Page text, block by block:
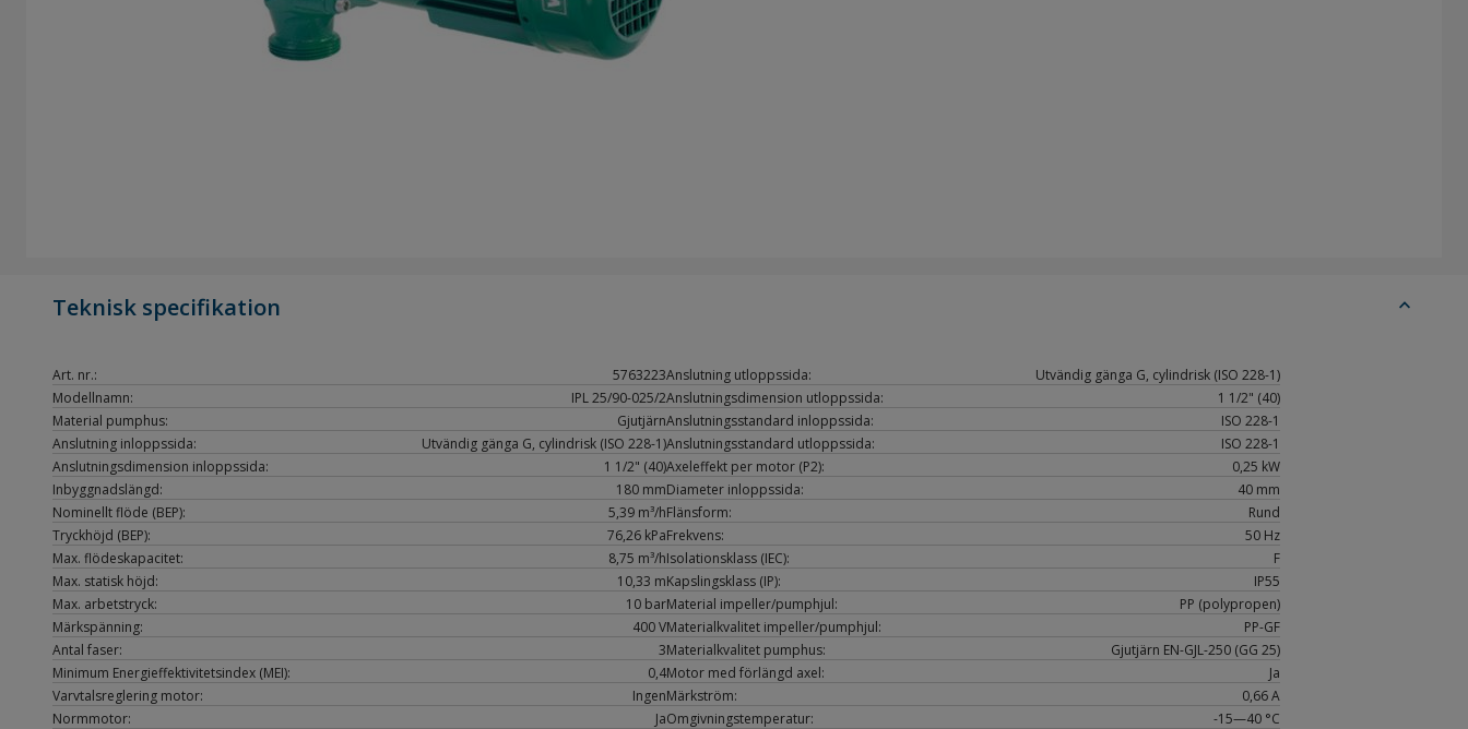
Teknisk specifikation expand_less
Art. nr.:
5763223
Modellnamn:
IPL 25/90-025/2
Material pumphus:
Gjutjärn
Anslutning inloppssida:
Utvändig gänga G, cylindrisk (ISO 228-1)
Anslutningsdimension inloppssida:
1 1/2" (40)
Inbyggnadslängd:
180 mm
Nominellt flöde (BEP):
5,39 m³/h
Tryckhöjd (BEP):
76,26 kPa
Max. flödeskapacitet:
8,75 m³/h
Max. statisk höjd:
10,33 m
Max. arbetstryck:
10 bar
Märkspänning:
400 V
Antal faser:
3
Minimum Energieffektivitetsindex (MEI):
0,4
Varvtalsreglering motor:
Ingen
Normmotor:
Ja
Anslutning utloppssida:
Utvändig gänga G, cylindrisk (ISO 228-1)
Anslutningsdimension utloppssida:
1 1/2" (40)
Anslutningsstandard inloppssida:
ISO 228-1
Anslutningsstandard utloppssida:
ISO 228-1
Axeleffekt per motor (P2):
0,25 kW
Diameter inloppssida:
40 mm
Flänsform:
Rund
Frekvens:
50 Hz
Isolationsklass (IEC):
F
Kapslingsklass (IP):
IP55
Material impeller/pumphjul:
PP (polypropen)
Materialkvalitet impeller/pumphjul:
PP-GF
Materialkvalitet pumphus:
Gjutjärn EN-GJL-250 (GG 25)
Motor med förlängd axel:
Ja
Märkström:
0,66 A
Omgivningstemperatur:
-15—40 °C